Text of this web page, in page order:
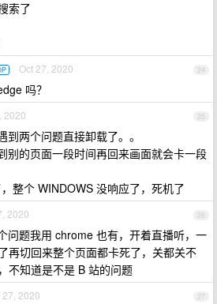
索了
24
Oct 27, 2020
吗？
25
2020
两个问题直接卸载了。。
别的页面一段时间再回来画面就会卡一段
整个 WINDOWS 没响应了，死机了
26
2020
问题我用 chrome 也有，开着直播听，一
再切回来整个页面都卡死了，关都关不
不知道是不是 B 站的问题
27
27, 2020